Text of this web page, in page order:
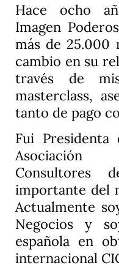
Hace ocho
Imagen
más de 25.000
cambio en su
través de
masterclass,
tanto de pago
Fui
Asociación
Consultores
importante del
Actualmente
Negocios y
española en
internacional